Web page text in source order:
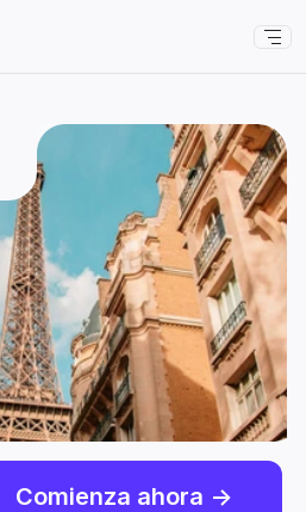
Comienza ahora ->